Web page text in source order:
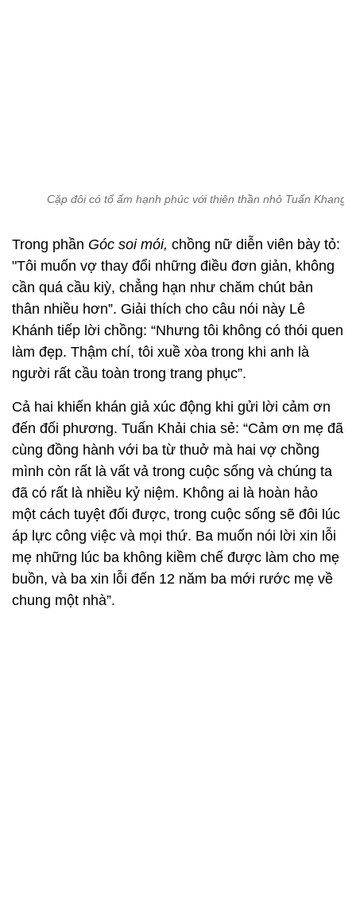
Cặp đôi có tổ ấm hạnh phúc với thiên thần nhỏ Tuấn Khang.
Trong phần Góc soi mói, chồng nữ diễn viên bày tỏ:
"Tôi muốn vợ thay đổi những điều đơn giản, không
cần quá cầu kiỳ, chẳng hạn như chăm chút bản
thân nhiều hơn”. Giải thích cho câu nói này Lê
Khánh tiếp lời chồng: “Nhưng tôi không có thói quen
làm đẹp. Thậm chí, tôi xuề xòa trong khi anh là
người rất cầu toàn trong trang phục”.
Cả hai khiến khán giả xúc động khi gửi lời cảm ơn
đến đối phương. Tuấn Khải chia sẻ: “Cảm ơn mẹ đã
cùng đồng hành với ba từ thuở mà hai vợ chồng
mình còn rất là vất vả trong cuộc sống và chúng ta
đã có rất là nhiều kỷ niệm. Không ai là hoàn hảo
một cách tuyệt đối được, trong cuộc sống sẽ đôi lúc
áp lực công việc và mọi thứ. Ba muốn nói lời xin lỗi
mẹ những lúc ba không kiềm chế được làm cho mẹ
buồn, và ba xin lỗi đến 12 năm ba mới rước mẹ về
chung một nhà”.